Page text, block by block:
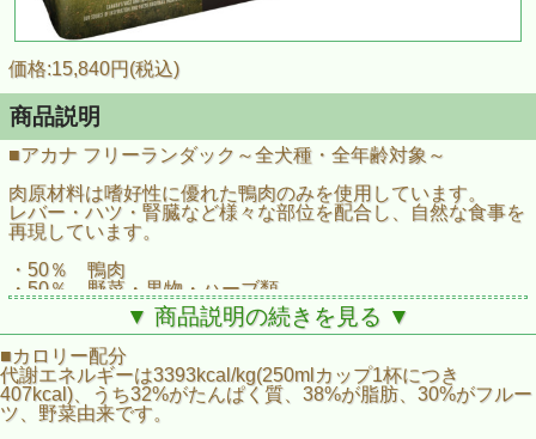
価格:15,840円(税込)
商品説明
■アカナ フリーランダック～全犬種・全年齢対象～
肉原材料は嗜好性に優れた鴨肉のみを使用しています。
レバー・ハツ・腎臓など様々な部位を配合し、自然な食事を
再現しています。
・50％ 鴨肉
・50％ 野菜・果物・ハーブ類
・0％ 穀類・ジャガイモ・タピオカ 不使用
▼ 商品説明の続きを見る ▼
■カロリー配分
代謝エネルギーは3393kcal/kg(250mlカップ1杯につき
407kcal)、うち32%がたんぱく質、38%が脂肪、30%がフルー
ツ、野菜由来です。